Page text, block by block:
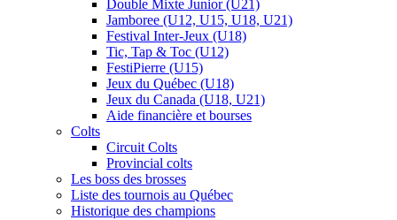
Double Mixte Junior (U21)
Jamboree (U12, U15, U18, U21)
Festival Inter-Jeux (U18)
Tic, Tap & Toc (U12)
FestiPierre (U15)
Jeux du Québec (U18)
Jeux du Canada (U18, U21)
Aide financière et bourses
Colts
Circuit Colts
Provincial colts
Les boss des brosses
Liste des tournois au Québec
Historique des champions